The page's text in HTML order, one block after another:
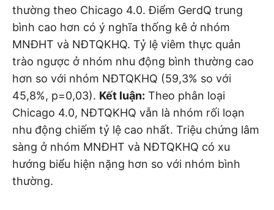
thường theo Chicago 4.0. Điểm GerdQ trung
bình cao hơn có ý nghĩa thống kê ở nhóm
MNĐHT và NĐTQKHQ. Tỷ lệ viêm thực quản
trào ngược ở nhóm nhu động bình thường cao
hơn so với nhóm NĐTQKHQ (59,3% so với
45,8%, p=0,03). Kết luận: Theo phân loại
Chicago 4.0, NĐTQKHQ vẫn là nhóm rối loạn
nhu động chiếm tỷ lệ cao nhất. Triệu chứng lâm
sàng ở nhóm MNĐHT và NĐTQKHQ có xu
hướng biểu hiện nặng hơn so với nhóm bình
thường.